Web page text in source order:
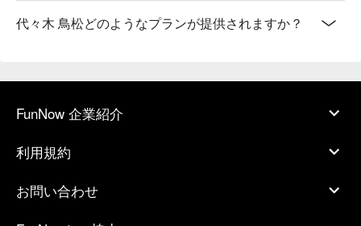
代々木 鳥松どのようなプランが提供されますか？
FunNow 企業紹介
利用規約
お問い合わせ